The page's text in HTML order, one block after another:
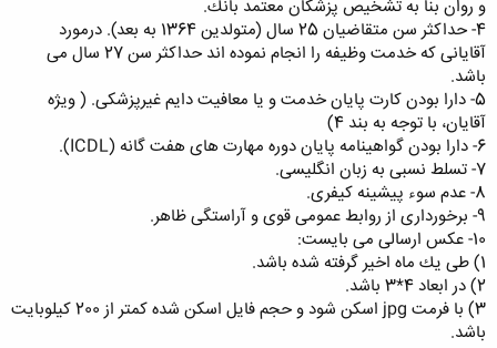
و روان بنا به تشخیص پزشكان معتمد بانك.
4- حداكثر سن متقاضیان 25 سال (متولدین 1364 به بعد). درمورد
آقایانی كه خدمت وظیفه را انجام نموده اند حداكثر سن 27 سال می
باشد.
5- دارا بودن كارت پایان خدمت و یا معافیت دایم غیرپزشكی. ( ویژه
آقایان، با توجه به بند 4)
6- دارا بودن گواهینامه پایان دوره مهارت های هفت گانه (ICDL).
7- تسلط نسبی به زبان انگلیسی.
8- عدم سوء پیشینه كیفری.
9- برخورداری از روابط عمومی قوی و آراستگی ظاهر.
10- عكس ارسالی می بایست:
1) طی یك ماه اخیر گرفته شده باشد.
2) در ابعاد 4*3 باشد.
3) با فرمت jpg اسكن شود و حجم فایل اسكن شده کمتر از 200 کیلوبایت
باشد.